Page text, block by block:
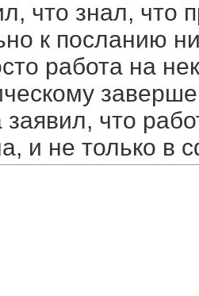
что знал, что
к посланию
работа на
заявил, что
и не только в